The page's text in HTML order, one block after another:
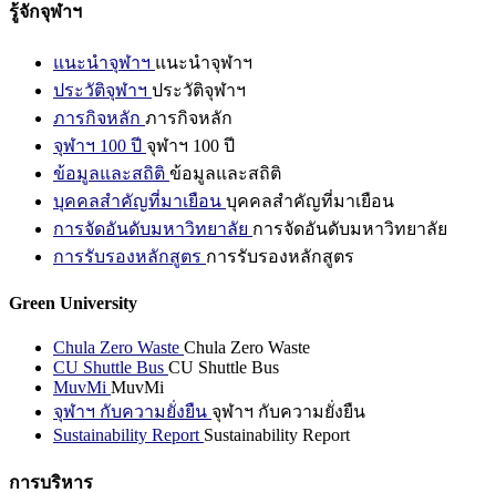
รู้จักจุฬาฯ
แนะนำจุฬาฯ แนะนำจุฬาฯ
ประวัติจุฬาฯ ประวัติจุฬาฯ
ภารกิจหลัก ภารกิจหลัก
จุฬาฯ 100 ปี จุฬาฯ 100 ปี
ข้อมูลและสถิติ ข้อมูลและสถิติ
บุคคลสำคัญที่มาเยือน บุคคลสำคัญที่มาเยือน
การจัดอันดับมหาวิทยาลัย การจัดอันดับมหาวิทยาลัย
การรับรองหลักสูตร การรับรองหลักสูตร
Green University
Chula Zero Waste Chula Zero Waste
CU Shuttle Bus CU Shuttle Bus
MuvMi MuvMi
จุฬาฯ กับความยั่งยืน จุฬาฯ กับความยั่งยืน
Sustainability Report Sustainability Report
การบริหาร